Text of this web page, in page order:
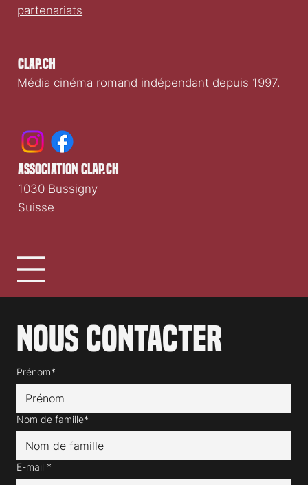
Clap.ch
Média cinéma romand indépendant depuis 1997.
partenariats
Nous contacter
Prénom*
Nom de famille*
E-mail *
association clap.ch
1030 Bussigny
Suisse